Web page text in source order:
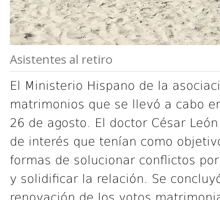
Asistentes al retiro
El Ministerio Hispano de la
matrimonios que se llevó a cabo
26 de agosto. El doctor César
de interés que tenían como
formas de solucionar conflictos
y solidificar la relación. Se